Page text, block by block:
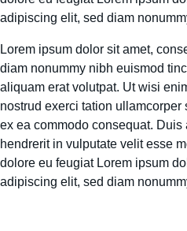
adipiscing elit, sed diam
Lorem ipsum dolor sit amet,
diam nonummy nibh euismod
aliquam erat volutpat. Ut wisi
nostrud exerci tation
ex ea commodo consequat.
hendrerit in vulputate velit esse
dolore eu feugiat Lorem ipsum
adipiscing elit, sed diam